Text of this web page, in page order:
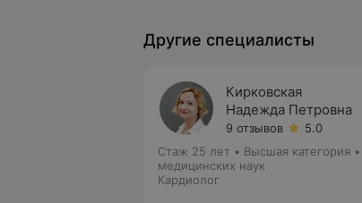
Другие специалисты
Кирковская
Надежда Петровна
9 отзывов
5.0
Стаж 25 лет • Высшая категория •
медицинских наук
Кардиолог